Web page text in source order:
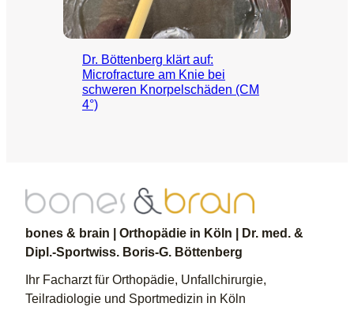
Dr. Böttenberg klärt auf:
Microfracture am Knie bei
schweren Knorpelschäden (CM
4°)
bones & brain | Orthopädie in Köln | Dr. med. &
Dipl.-Sportwiss. Boris-G. Böttenberg
Ihr Facharzt für Orthopädie, Unfallchirurgie,
Teilradiologie und Sportmedizin in Köln